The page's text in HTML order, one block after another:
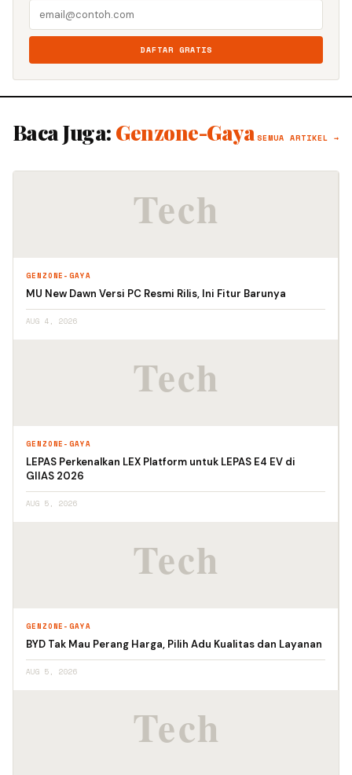
DAFTAR GRATIS
Baca Juga: Genzone-Gaya SEMUA ARTIKEL →
GENZONE-GAYA
MU New Dawn Versi PC Resmi Rilis, Ini Fitur Barunya
AUG 4, 2026
GENZONE-GAYA
LEPAS Perkenalkan LEX Platform untuk LEPAS E4 EV di
GIIAS 2026
AUG 5, 2026
GENZONE-GAYA
BYD Tak Mau Perang Harga, Pilih Adu Kualitas dan Layanan
AUG 5, 2026